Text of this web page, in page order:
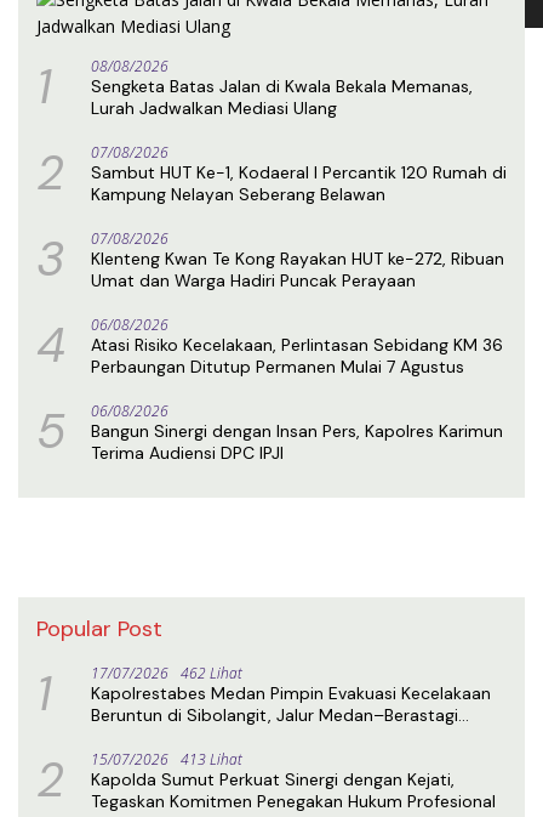
1 08/08/2026
Sengketa Batas Jalan di Kwala Bekala Memanas,
Lurah Jadwalkan Mediasi Ulang
2 07/08/2026
Sambut HUT Ke-1, Kodaeral I Percantik 120 Rumah di
Kampung Nelayan Seberang Belawan
3 07/08/2026
Klenteng Kwan Te Kong Rayakan HUT ke-272, Ribuan
Umat dan Warga Hadiri Puncak Perayaan
4 06/08/2026
Atasi Risiko Kecelakaan, Perlintasan Sebidang KM 36
Perbaungan Ditutup Permanen Mulai 7 Agustus
5 06/08/2026
Bangun Sinergi dengan Insan Pers, Kapolres Karimun
Terima Audiensi DPC IPJI
Popular Post
1 17/07/2026 462 Lihat
Kapolrestabes Medan Pimpin Evakuasi Kecelakaan
Beruntun di Sibolangit, Jalur Medan–Berastagi
2 15/07/2026 413 Lihat
Kapolda Sumut Perkuat Sinergi dengan Kejati,
Tegaskan Komitmen Penegakan Hukum Profesional